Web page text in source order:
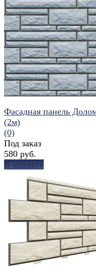
избранное сравнить
избранное сравнить
Фасадная панель
(2м)
(0)
Под заказ
580 руб.
В корзину